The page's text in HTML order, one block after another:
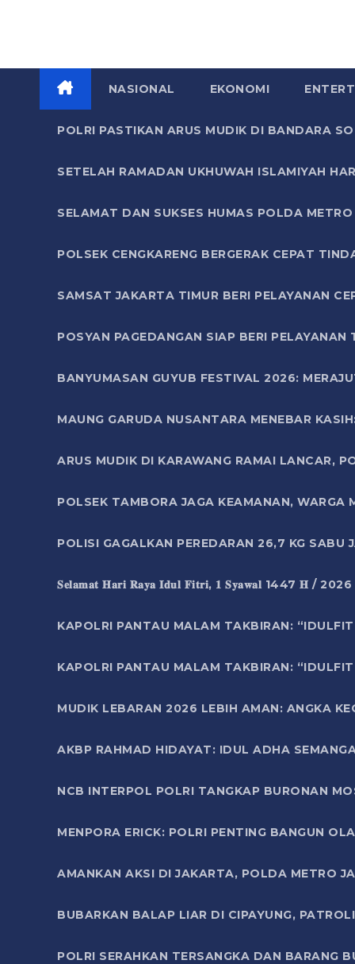
NASIONAL EKONOMI
POLRI PASTIKAN ARUS MUDIK DI BANDARA
SETELAH RAMADAN UKHUWAH ISLAMIYAH
SELAMAT DAN SUKSES HUMAS POLDA
POLSEK CENGKARENG BERGERAK CEPAT
SAMSAT JAKARTA TIMUR BERI PELAYANAN
POSYAN PAGEDANGAN SIAP BERI
BANYUMASAN GUYUB FESTIVAL 2026:
MAUNG GARUDA NUSANTARA MENEBAR
ARUS MUDIK DI KARAWANG RAMAI LANCAR,
POLSEK TAMBORA JAGA KEAMANAN, WARGA
POLISI GAGALKAN PEREDARAN 26,7 KG
𝐒𝐞𝐥𝐚𝐦𝐚𝐭 𝐇𝐚𝐫𝐢 𝐑𝐚𝐲𝐚 𝐈𝐝𝐮𝐥 𝐅𝐢𝐭𝐫𝐢, 𝟏 𝐒𝐲𝐚𝐰𝐚𝐥 1447 𝐇 /
KAPOLRI PANTAU MALAM TAKBIRAN:
KAPOLRI PANTAU MALAM TAKBIRAN:
MUDIK LEBARAN 2026 LEBIH AMAN: ANGKA
AKBP RAHMAD HIDAYAT: IDUL ADHA
NCB INTERPOL POLRI TANGKAP BURONAN
MENPORA ERICK: POLRI PENTING BANGUN
AMANKAN AKSI DI JAKARTA, POLDA METRO
BUBARKAN BALAP LIAR DI CIPAYUNG,
POLRI SERAHKAN TERSANGKA DAN BARANG